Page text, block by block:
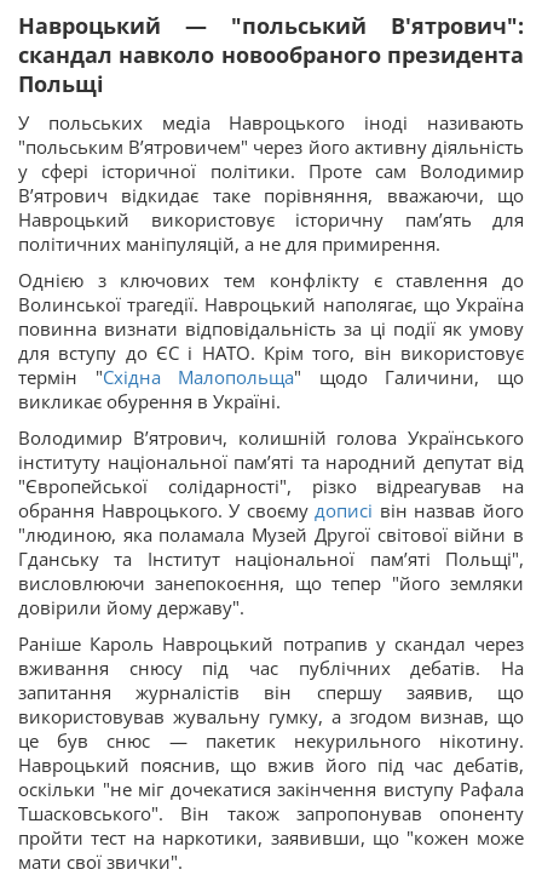
Навроцький — "польський В'ятрович":
скандал навколо новообраного президента
Польщі
У польських медіа Навроцького іноді називають
"польським В’ятровичем" через його активну діяльність
у сфері історичної політики. Проте сам Володимир
В’ятрович відкидає таке порівняння, вважаючи, що
Навроцький використовує історичну пам’ять для
політичних маніпуляцій, а не для примирення.
Однією з ключових тем конфлікту є ставлення до
Волинської трагедії. Навроцький наполягає, що Україна
повинна визнати відповідальність за ці події як умову
для вступу до ЄС і НАТО. Крім того, він використовує
термін "Східна Малопольща" щодо Галичини, що
викликає обурення в Україні.
Володимир В’ятрович, колишній голова Українського
інституту національної пам’яті та народний депутат від
"Європейської солідарності", різко відреагував на
обрання Навроцького. У своєму дописі він назвав його
"людиною, яка поламала Музей Другої світової війни в
Гданську та Інститут національної пам’яті Польщі",
висловлюючи занепокоєння, що тепер "його земляки
довірили йому державу".
Раніше Кароль Навроцький потрапив у скандал через
вживання снюсу під час публічних дебатів. На
запитання журналістів він спершу заявив, що
використовував жувальну гумку, а згодом визнав, що
це був снюс — пакетик некурильного нікотину.
Навроцький пояснив, що вжив його під час дебатів,
оскільки "не міг дочекатися закінчення виступу Рафала
Тшасковського". Він також запропонував опоненту
пройти тест на наркотики, заявивши, що "кожен може
мати свої звички".